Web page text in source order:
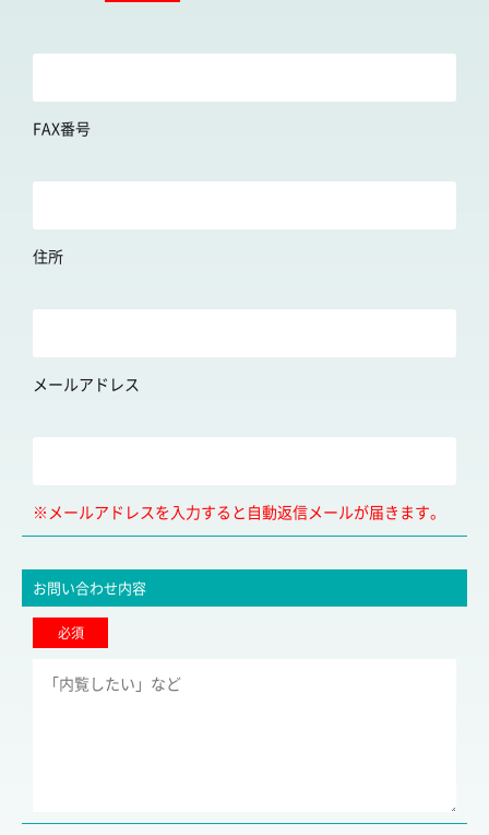
FAX番号
住所
メールアドレス
※メールアドレスを入力すると自動返信メールが届きます。
お問い合わせ内容
必須